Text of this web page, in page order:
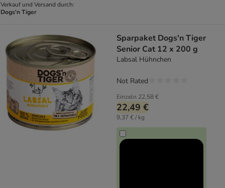
Verkauf und Versand durch:
Dogs'n Tiger
Sparpaket Dogs'n Tiger
Senior Cat 12 x 200 g
Labsal Hühnchen
Einzeln 22,58 €
22,49 €
9,37 € / kg
Not Rated